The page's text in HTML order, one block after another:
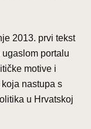
2013. prvi tekst
portalu
motive i
nastupa s
u Hrvatskoj